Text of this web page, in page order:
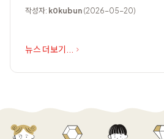
작성자: k0kubun (2026-05-20)
뉴스 더보기...